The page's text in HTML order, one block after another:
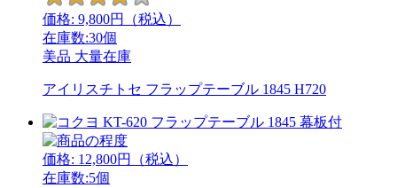
価格: 9,800円（税込）
在庫数:30個
美品 大量在庫
アイリスチトセ フラップテーブル 1845 H720
価格: 12,800円（税込）
在庫数:5個